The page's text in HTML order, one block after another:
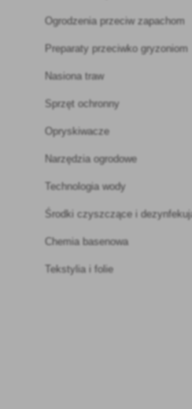
Ogrodzenia przeciw zapachom
Preparaty przeciwko gryzoniom
Nasiona traw
Sprzęt ochronny
Opryskiwacze
Narzędzia ogrodowe
Technologia wody
Środki czyszczące i
Chemia basenowa
Tekstylia i folie